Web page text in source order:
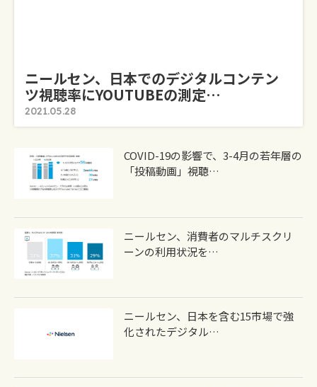
ニールセン、日本でのデジタルコンテン
ツ視聴率にYOUTUBEの測定…
2021.05.28
COVID-19の影響で、3-4月の若年層の
「投稿動画」視聴…
ニールセン、消費者のマルチスクリ
ーンの利用状況を…
ニールセン、日本を含む15市場で強
化されたデジタル…